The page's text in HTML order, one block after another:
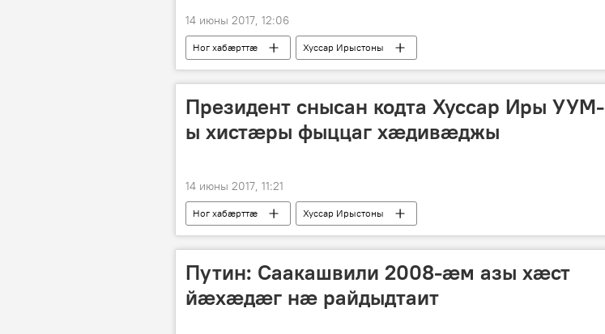
14 июны 2017, 12:06
Ног хабӕрттӕ Хуссар Ирыстоны
Президент снысан кодта Хуссар Иры УУМ-
ы хистæры фыццаг хæдивæджы
14 июны 2017, 11:21
Ног хабӕрттӕ Хуссар Ирыстоны
Путин: Саакашвили 2008-æм азы хæст
йæхæдæг нæ райдыдтаит